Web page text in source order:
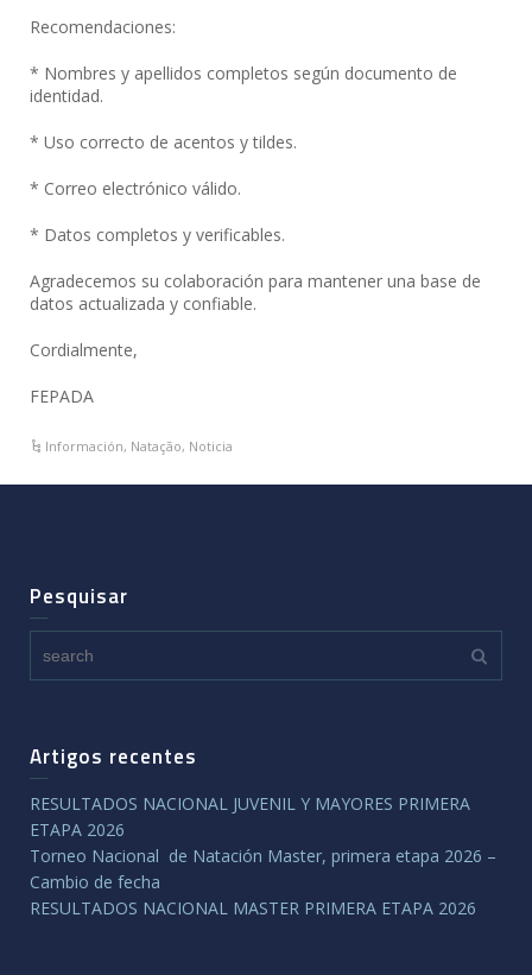
Recomendaciones:
* Nombres y apellidos completos según documento de
identidad.
* Uso correcto de acentos y tildes.
* Correo electrónico válido.
* Datos completos y verificables.
Agradecemos su colaboración para mantener una base de
datos actualizada y confiable.
Cordialmente,
FEPADA
Información, Natação, Noticia
Pesquisar
Artigos recentes
RESULTADOS NACIONAL JUVENIL Y MAYORES PRIMERA
ETAPA 2026
Torneo Nacional de Natación Master, primera etapa 2026 –
Cambio de fecha
RESULTADOS NACIONAL MASTER PRIMERA ETAPA 2026